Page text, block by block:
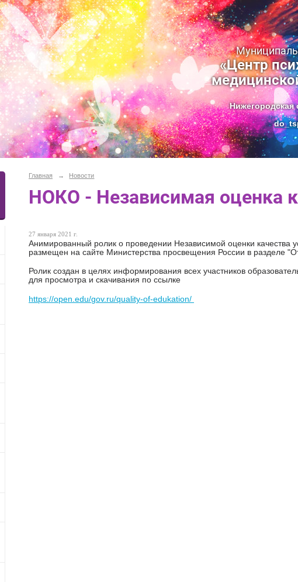
«Центр
Нижегородская
Главная → Новости
НОКО - Независимая оценка
27 января 2021 г.
Анимированный ролик о проведении Независимой оценки качества
размещен на сайте Министерства просвещения России в разделе
Ролик создан в целях информирования всех участников
для просмотра и скачивания по ссылке
https://open.edu/gov.ru/quality-of-edukation/